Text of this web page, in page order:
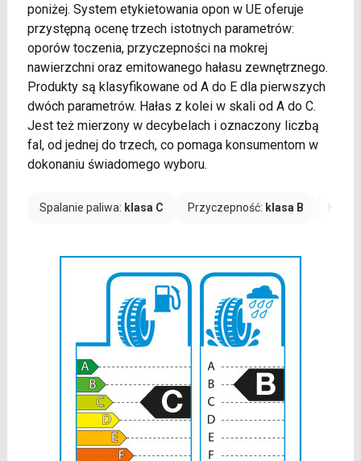
poniżej. System etykietowania opon w UE oferuje
przystępną ocenę trzech istotnych parametrów:
oporów toczenia, przyczepności na mokrej
nawierzchni oraz emitowanego hałasu zewnętrznego.
Produkty są klasyfikowane od A do E dla pierwszych
dwóch parametrów. Hałas z kolei w skali od A do C.
Jest też mierzony w decybelach i oznaczony liczbą
fal, od jednej do trzech, co pomaga konsumentom w
dokonaniu świadomego wyboru.
Spalanie paliwa: klasa C Przyczepność: klasa B